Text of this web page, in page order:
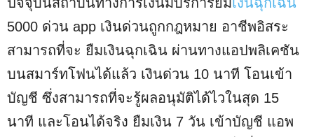
5000 ด่วน app เงินด่วนถูกกฎหมาย อาชีพอิสระ
สามารถที่จะ ยืมเงินฉุกเฉิน ผ่านทางแอปพลิเคชัน
บนสมาร์ทโฟนได้แล้ว เงินด่วน 10 นาที โอนเข้า
บัญชี ซึ่งสามารถที่จะรู้ผลอนุมัติได้ไวในสุด 15
นาที และโอนได้จริง ยืมเงิน 7 วัน เข้าบัญชี แอพ